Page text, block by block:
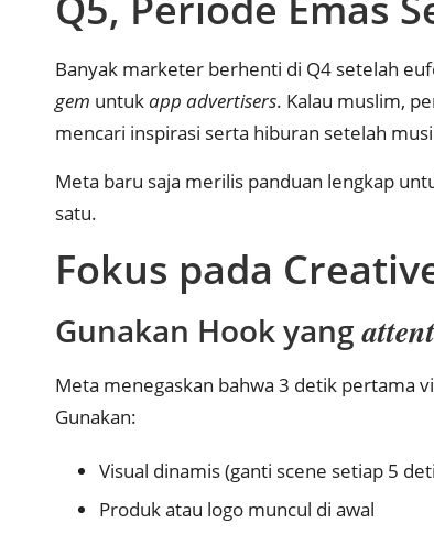
Banyak marketer berhenti di Q4 setelah
gem untukapp advertisers. Kalau muslim,
mencari inspirasi serta hiburan setelah
Meta baru saja merilis panduan lengkap
satu.
Fokus pada
Gunakan Hook yang
Meta menegaskan bahwa 3 detik pertama
Gunakan:
Visual dinamis (ganti scene setiap 5
Produk atau logo muncul di awal